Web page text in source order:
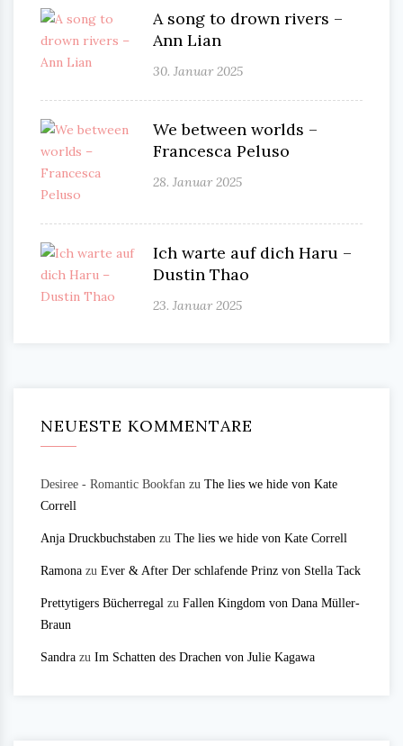
A song to drown rivers –
Ann Lian
30. Januar 2025
We between worlds –
Francesca Peluso
28. Januar 2025
Ich warte auf dich Haru –
Dustin Thao
23. Januar 2025
NEUESTE KOMMENTARE
Desiree - Romantic Bookfan zu The lies we hide von Kate
Correll
Anja Druckbuchstaben zu The lies we hide von Kate Correll
Ramona zu Ever & After Der schlafende Prinz von Stella Tack
Prettytigers Bücherregal zu Fallen Kingdom von Dana Müller-
Braun
Sandra zu Im Schatten des Drachen von Julie Kagawa